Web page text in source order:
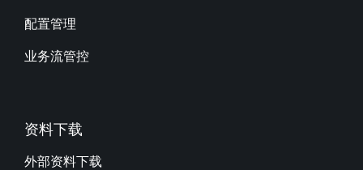
配置管理
业务流管控
资料下载
外部资料下载